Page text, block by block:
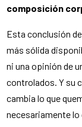
composición
Esta conclusión
más sólida
ni una opinión de
controlados. Y su
cambia lo que
necesariamente lo